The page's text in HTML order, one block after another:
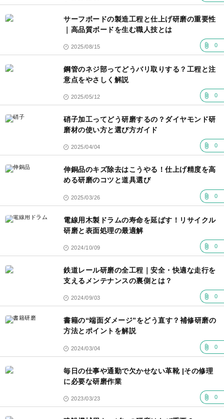
サーフボードの製造工程と仕上げ研磨の重要性
｜高品質ボードを生む職人技とは
2025/08/15 0
鋼管のネジ部ってどうバリ取りする？工程と注
意点をやさしく解説
2025/05/12 0
硝子加工ってどう研磨するの？ダイヤモンド研
磨材の使い方と選び方ガイド
2025/04/04 0
伸銅品のキズ除去はこうやる！仕上げ精度を高
める研磨のコツと道具選び
2025/03/26 0
電線用木製ドラムの寿命を延ばす！リサイクル
研磨と表面処理の最適解
2024/10/09 0
鉄道レール研磨の全工程｜安全・快適な走行を
支えるメンテナンスの裏側とは？
2024/09/03 0
書籍の“端面ダメージ”をどう直す？補修研磨の
方法とポイントを解説
2024/03/04 0
毎日の仕事や通勤で欠かせない革靴 |その修理
に必要な研磨作業
2023/03/23 0